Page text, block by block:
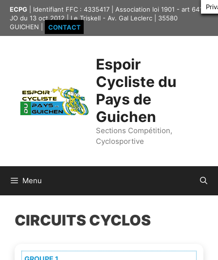
contenu
ECPG | Identifiant FFC : 4335417 | Association loi 1901 - art 641,
JO du 13 oct 2012 | Le Triskell - Av. Gal Leclerc | 35580
GUICHEN |
CONTACT
Espoir
Cycliste du
Pays de
Guichen
Sections Compétition,
Cyclosportive
Menu
CIRCUITS CYCLOS